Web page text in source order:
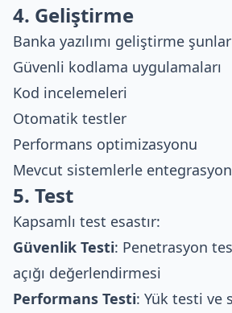
4. Geliştirme
Banka yazılımı geliştirme
Güvenli kodlama uygulamaları
Kod incelemeleri
Otomatik testler
Performans optimizasyonu
Mevcut sistemlerle entegrasyon
5. Test
Kapsamlı test esastır:
Güvenlik Testi: Penetrasyon
açığı değerlendirmesi
Performans Testi: Yük testi ve